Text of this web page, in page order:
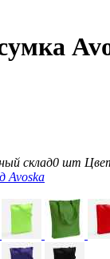
склад0 шт
Avoska